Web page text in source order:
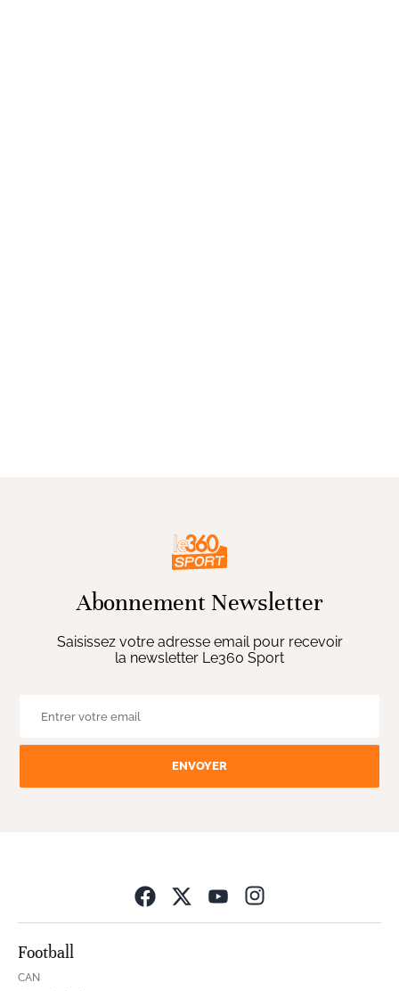
Abonnement Newsletter
Saisissez votre adresse email pour recevoir
la newsletter Le360 Sport
ENVOYER
Football
CAN